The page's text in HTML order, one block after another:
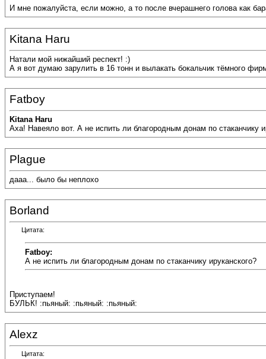
И мне пожалуйста, если можно, а то после вчерашнего голова как
Kitana Haru
Натали мой нижайший респект! :)
А я вот думаю зарулить в 16 тонн и вылакать бокальчик тёмного
Fatboy
Kitana Haru
Аха! Навеяло вот. А не испить ли благородным донам по стаканчику
Plague
дааа... было бы неплохо
Borland
Цитата:
Fatboy:
А не испить ли благородным донам по стаканчику ируканского?
Приступаем!
БУЛЬК! :пьяный: :пьяный: :пьяный:
Alexz
Цитата: